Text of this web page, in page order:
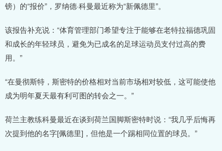
镑）的“报价”，罗纳德·科曼最近称为“新佩德里”。
该报告补充说：“体育管理部门希望专注于能够在老特拉福德巩固
和成长的年轻球员，避免为已成名的足球运动员支付过高的费
用。”
“在曼彻斯特，斯密特的价格相对当前市场相对较低，这可能使他
成为明年夏天最有利可图的转会之一。”
荷兰主教练科曼最近在谈到荷兰国脚斯密特时说：“我几乎后悔再
次提到他的名字[佩德里]，但他是一个踢相同位置的球员。”